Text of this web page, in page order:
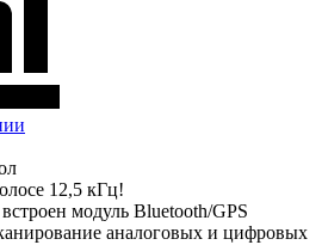
12,5 кГц!
модуль Bluetooth/GPS
аналоговых и цифровых